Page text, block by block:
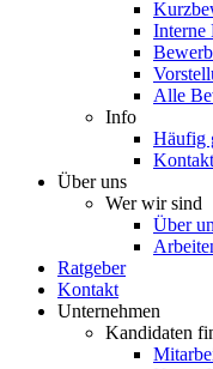
Interne
Alle
Info
Häufig
Kontakt
Über uns
Wer wir sind
Über
Ratgeber
Kontakt
Unternehmen
Kandidaten